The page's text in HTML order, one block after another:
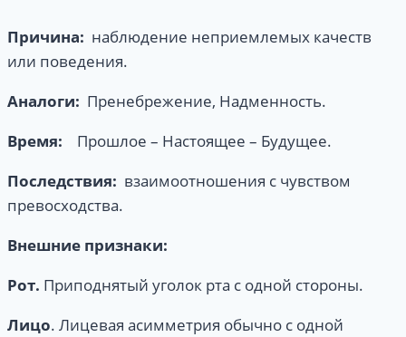
Причина: наблюдение неприемлемых качеств
или поведения.
Аналоги: Пренебрежение, Надменность.
Время: Прошлое – Настоящее – Будущее.
Последствия: взаимоотношения с чувством
превосходства.
Внешние признаки:
Рот. Приподнятый уголок рта с одной стороны.
Лицо. Лицевая асимметрия обычно с одной